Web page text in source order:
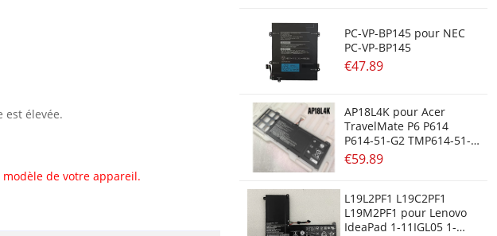
est élevée.
de votre appareil.
PC-VP-BP145 pour NEC
PC-VP-BP145
€47.89
AP18L4K pour Acer
TravelMate P6 P614
P614-51-G2 TMP614-51-
G2
€59.89
L19L2PF1 L19C2PF1
L19M2PF1 pour Lenovo
IdeaPad 1-11IGL05 1-